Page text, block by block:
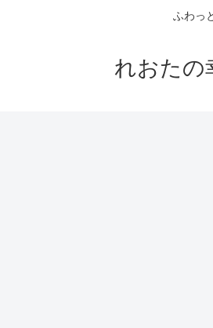
ふわっ
れおたの